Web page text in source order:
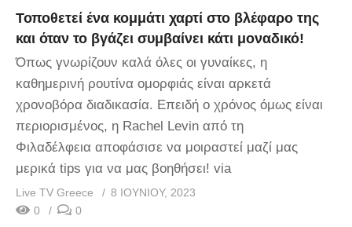
Τοποθετεί ένα κομμάτι χαρτί στο βλέφαρο της
και όταν το βγάζει συμβαίνει κάτι μοναδικό!
Όπως γνωρίζουν καλά όλες oι γυναίκες, η
καθημερινή ρουτίνα ομορφιάς είναι αρκετά
χρονοβόρα διαδικασία. Επειδή ο χρόνος όμως είναι
περιορισμένος, η Rachel Levin από τη
Φιλαδέλφεια αποφάσισε να μοιραστεί μαζί μας
μερικά tips για να μας βοηθήσει! via
Live TV Greece
8 ΙΟΥΝΊΟΥ, 2023
0
0